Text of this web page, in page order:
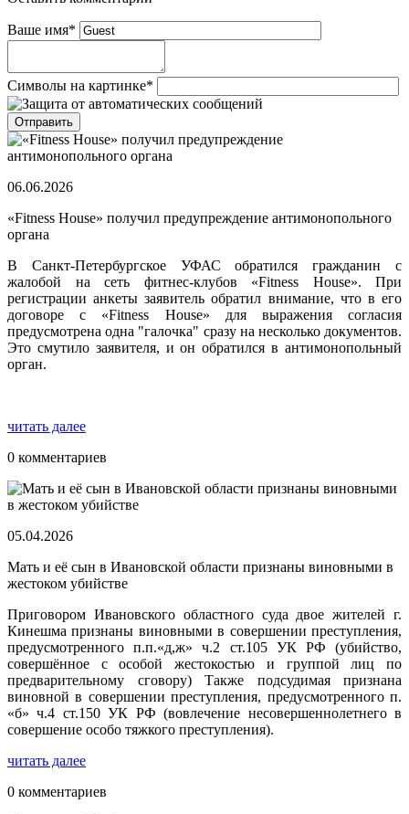
Ваше имя*
Символы на картинке*
06.06.2026
«Fitness House» получил предупреждение антимонопольного
органа
В Санкт-Петербургское УФАС обратился гражданин с
жалобой на сеть фитнес-клубов «Fitness House». При
регистрации анкеты заявитель обратил внимание, что в его
договоре с «Fitness House» для выражения согласия
предусмотрена одна "галочка" сразу на несколько документов.
Это смутило заявителя, и он обратился в антимонопольный
орган.
читать далее
0 комментариев
05.04.2026
Мать и её сын в Ивановской области признаны виновными в
жестоком убийстве
Приговором Ивановского областного суда двое жителей г.
Кинешма признаны виновными в совершении преступления,
предусмотренного п.п.«д,ж» ч.2 ст.105 УК РФ (убийство,
совершённое с особой жестокостью и группой лиц по
предварительному сговору) Также подсудимая признана
виновной в совершении преступления, предусмотренного п.
«б» ч.4 ст.150 УК РФ (вовлечение несовершеннолетнего в
совершение особо тяжкого преступления).
читать далее
0 комментариев